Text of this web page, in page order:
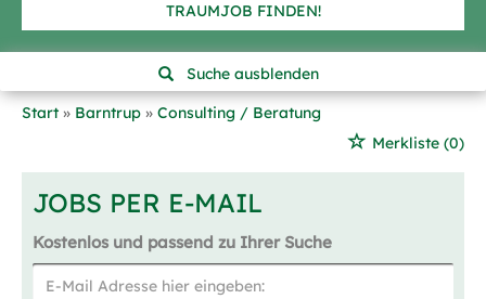
TRAUMJOB FINDEN!
Suche ausblenden
Start
Barntrup
Consulting / Beratung
Merkliste (0)
JOBS PER E-MAIL
Kostenlos und passend zu Ihrer Suche